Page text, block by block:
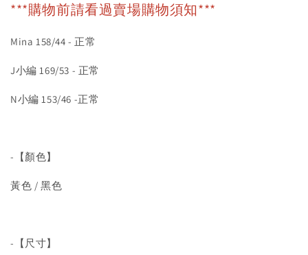
***購物前請看過賣場購物須知***
Mina 158/44 - 正常
J小編 169/53 - 正常
N小編 153/46 -正常
-【顏色】
黃色 / 黑色
-【尺寸】